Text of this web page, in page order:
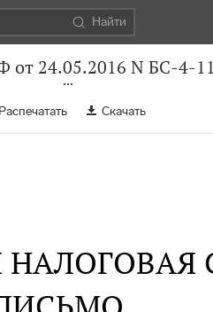
Найти
24.05.2016 N БС-4-
Распечатать Скачать
НАЛОГОВАЯ